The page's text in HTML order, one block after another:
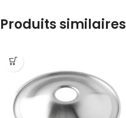
Produits similaires